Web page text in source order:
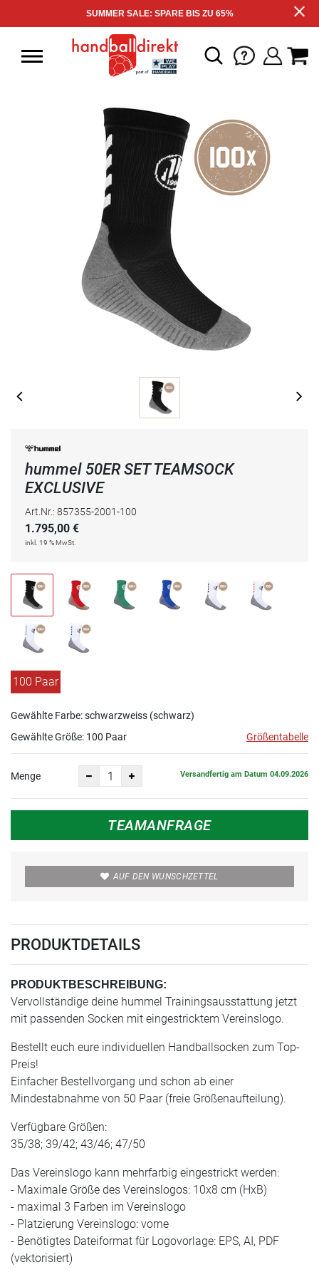
SUMMER SALE: SPARE BIS ZU 65%
hummel 50ER SET TEAMSOCK
EXCLUSIVE
Art.Nr.: 857355-2001-100
1.795,00 €
inkl. 19 % MwSt.
100 Paar
Gewählte Farbe: schwarzweiss (schwarz)
Gewählte Größe: 100 Paar Größentabelle
Menge Versandfertig am Datum 04.09.2026
TEAMANFRAGE
AUF DEN WUNSCHZETTEL
PRODUKTDETAILS
PRODUKTBESCHREIBUNG:
Vervollständige deine hummel Trainingsausstattung jetzt
mit passenden Socken mit eingestricktem Vereinslogo.
Bestellt euch eure individuellen Handballsocken zum Top-
Preis!
Einfacher Bestellvorgang und schon ab einer
Mindestabnahme von 50 Paar (freie Größenaufteilung).
Verfügbare Größen:
35/38; 39/42; 43/46; 47/50
Das Vereinslogo kann mehrfarbig eingestrickt werden:
- Maximale Größe des Vereinslogos: 10x8 cm (HxB)
- maximal 3 Farben im Vereinslogo
- Platzierung Vereinslogo: vorne
- Benötigtes Dateiformat für Logovorlage: EPS, AI, PDF
(vektorisiert)